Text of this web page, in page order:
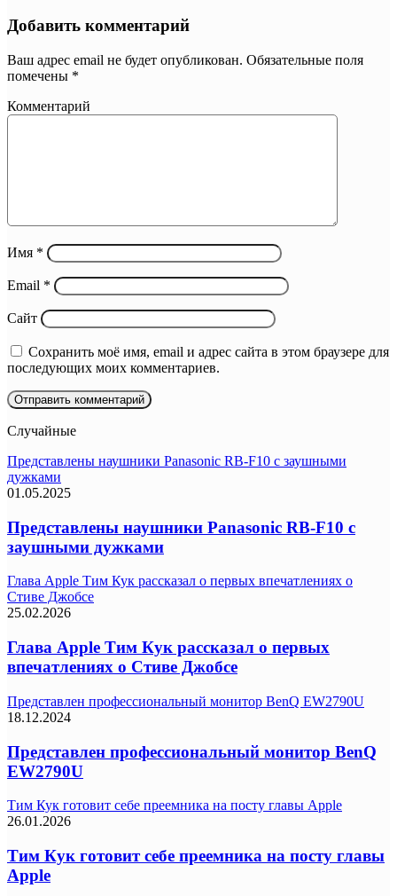
Добавить комментарий
Ваш адрес email не будет опубликован. Обязательные поля
помечены *
Комментарий
Имя *
Email *
Сайт
Сохранить моё имя, email и адрес сайта в этом браузере для
последующих моих комментариев.
Случайные
Представлены наушники Panasonic RB-F10 с заушными
дужками
01.05.2025
Представлены наушники Panasonic RB-F10 с
заушными дужками
Глава Apple Тим Кук рассказал о первых впечатлениях о
Стиве Джобсе
25.02.2026
Глава Apple Тим Кук рассказал о первых
впечатлениях о Стиве Джобсе
Представлен профессиональный монитор BenQ EW2790U
18.12.2024
Представлен профессиональный монитор BenQ
EW2790U
Тим Кук готовит себе преемника на посту главы Apple
26.01.2026
Тим Кук готовит себе преемника на посту главы
Apple